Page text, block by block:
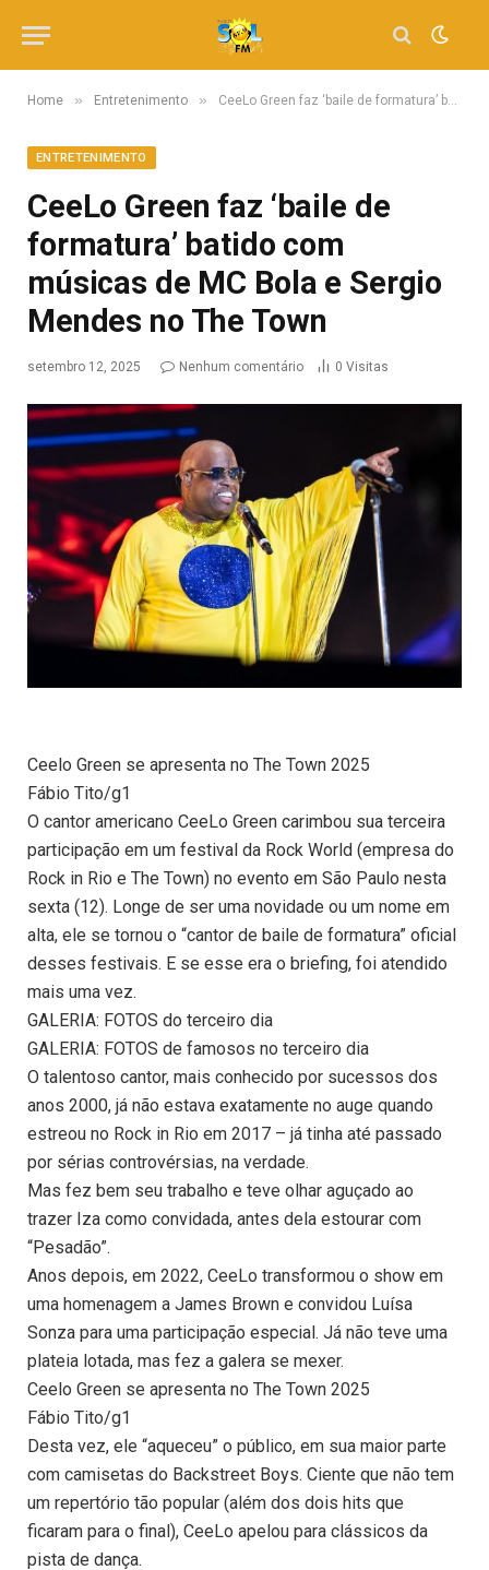
Home » Entretenimento » CeeLo Green faz ‘baile de formatura’ batido com músicas de MC Bola e Sergio Mendes no The Town
ENTRETENIMENTO
CeeLo Green faz ‘baile de
formatura’ batido com
músicas de MC Bola e Sergio
Mendes no The Town
setembro 12, 2025 Nenhum comentário 0 Visitas
Ceelo Green se apresenta no The Town 2025
Fábio Tito/g1
O cantor americano CeeLo Green carimbou sua terceira
participação em um festival da Rock World (empresa do
Rock in Rio e The Town) no evento em São Paulo nesta
sexta (12). Longe de ser uma novidade ou um nome em
alta, ele se tornou o “cantor de baile de formatura” oficial
desses festivais. E se esse era o briefing, foi atendido
mais uma vez.
GALERIA: FOTOS do terceiro dia
GALERIA: FOTOS de famosos no terceiro dia
O talentoso cantor, mais conhecido por sucessos dos
anos 2000, já não estava exatamente no auge quando
estreou no Rock in Rio em 2017 – já tinha até passado
por sérias controvérsias, na verdade.
Mas fez bem seu trabalho e teve olhar aguçado ao
trazer Iza como convidada, antes dela estourar com
“Pesadão”.
Anos depois, em 2022, CeeLo transformou o show em
uma homenagem a James Brown e convidou Luísa
Sonza para uma participação especial. Já não teve uma
plateia lotada, mas fez a galera se mexer.
Ceelo Green se apresenta no The Town 2025
Fábio Tito/g1
Desta vez, ele “aqueceu” o público, em sua maior parte
com camisetas do Backstreet Boys. Ciente que não tem
um repertório tão popular (além dos dois hits que
ficaram para o final), CeeLo apelou para clássicos da
pista de dança.